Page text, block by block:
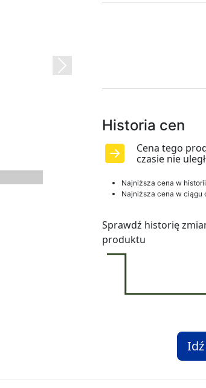
Next
Historia cen
Cena tego
czasie nie
Najniższa cena w
Najniższa cena w ciągu
Sprawdź historię
produktu